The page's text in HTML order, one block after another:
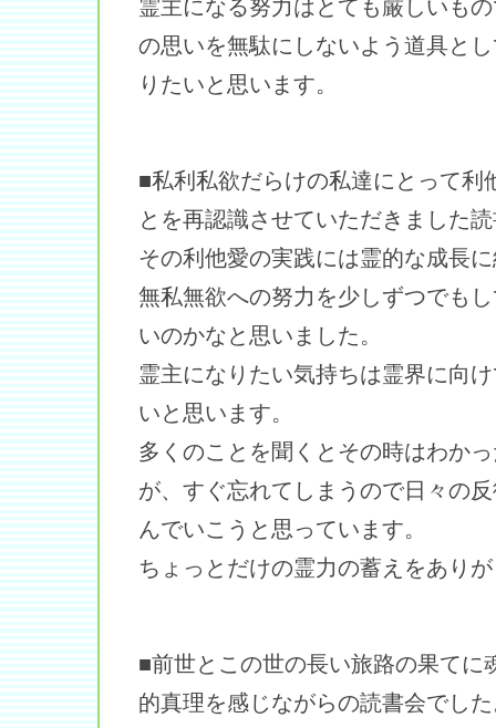
霊主になる努力はとても厳しいも
の思いを無駄にしないよう道具と
りたいと思います。
■私利私欲だらけの私達にとって利
とを再認識させていただきました
その利他愛の実践には霊的な成長
無私無欲への努力を少しずつでも
いのかなと思いました。
霊主になりたい気持ちは霊界に向
いと思います。
多くのことを聞くとその時はわか
が、すぐ忘れてしまうので日々の
んでいこうと思っています。
ちょっとだけの霊力の蓄えをあり
■前世とこの世の長い旅路の果てに
的真理を感じながらの読書会でし